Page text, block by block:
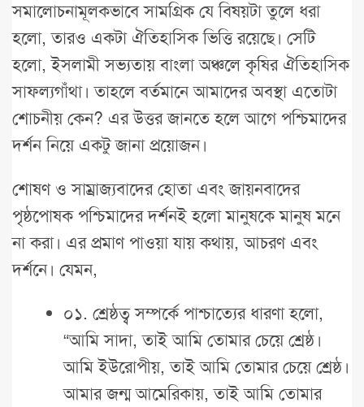
সমালোচনামূলকভাবে সামগ্রিক যে বিষয়টা তুলে ধরা
হলো, তারও একটা ঐতিহাসিক ভিত্তি রয়েছে। সেটি
হলো, ইসলামী সভ্যতায় বাংলা অঞ্চলে কৃষির ঐতিহাসিক
সাফল্যগাঁথা। তাহলে বর্তমানে আমাদের অবস্থা এতোটা
শোচনীয় কেন? এর উত্তর জানতে হলে আগে পশ্চিমাদের
দর্শন নিয়ে একটু জানা প্রয়োজন।
শোষণ ও সাম্রাজ্যবাদের হোতা এবং জায়নবাদের
পৃষ্ঠপোষক পশ্চিমাদের দর্শনই হলো মানুষকে মানুষ মনে
না করা। এর প্রমাণ পাওয়া যায় কথায়, আচরণ এবং
দর্শনে। যেমন,
০১. শ্রেষ্ঠত্ব সম্পর্কে পাশ্চাত্যের ধারণা হলো,
“আমি সাদা, তাই আমি তোমার চেয়ে শ্রেষ্ঠ।
আমি ইউরোপীয়, তাই আমি তোমার চেয়ে শ্রেষ্ঠ।
আমার জন্ম আমেরিকায়, তাই আমি তোমার